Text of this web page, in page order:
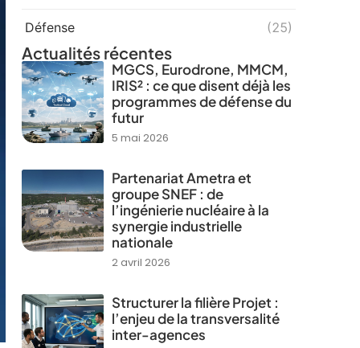
Défense (25)
Actualités récentes
MGCS, Eurodrone, MMCM,
IRIS² : ce que disent déjà les
programmes de défense du
futur
5 mai 2026
Partenariat Ametra et
groupe SNEF : de
l’ingénierie nucléaire à la
synergie industrielle
nationale
2 avril 2026
Structurer la filière Projet :
l’enjeu de la transversalité
inter-agences